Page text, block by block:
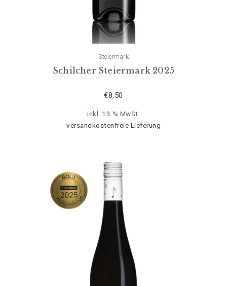
Steiermark
Schilcher Steiermark 2025
€8,50
inkl. 13 % MwSt.
versandkostenfreie Lieferung